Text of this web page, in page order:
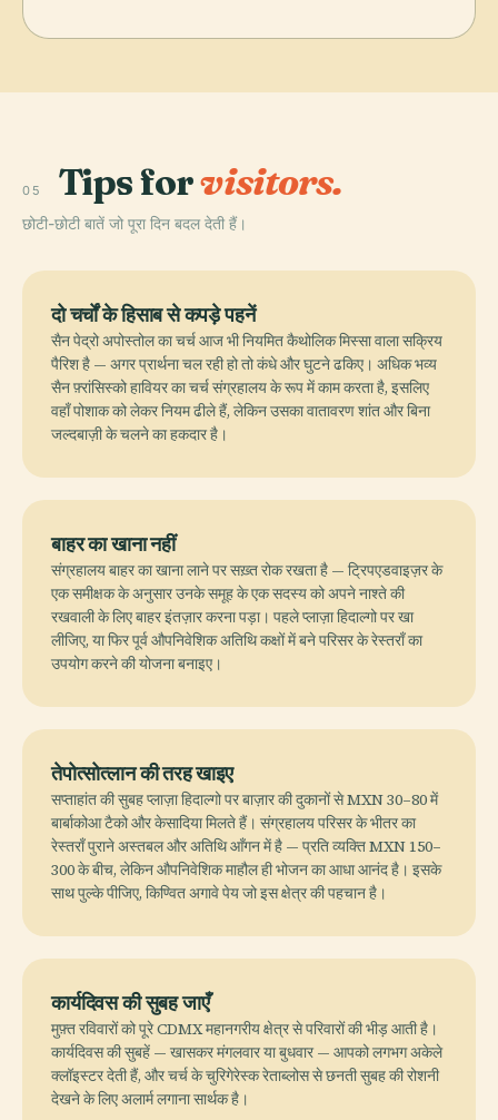
05 Tips forvisitors.
छोटी-छोटी बातें जो पूरा दिन बदल देती हैं।
दो चर्चों के हिसाब से कपड़े पहनें
सैन पेद्रो अपोस्तोल का चर्च आज भी नियमित कैथोलिक मिस्सा वाला सक्रिय
पैरिश है — अगर प्रार्थना चल रही हो तो कंधे और घुटने ढकिए। अधिक भव्य
सैन फ़्रांसिस्को हावियर का चर्च संग्रहालय के रूप में काम करता है, इसलिए
वहाँ पोशाक को लेकर नियम ढीले हैं, लेकिन उसका वातावरण शांत और बिना
जल्दबाज़ी के चलने का हकदार है।
बाहर का खाना नहीं
संग्रहालय बाहर का खाना लाने पर सख़्त रोक रखता है — ट्रिपएडवाइज़र के
एक समीक्षक के अनुसार उनके समूह के एक सदस्य को अपने नाश्ते की
रखवाली के लिए बाहर इंतज़ार करना पड़ा। पहले प्लाज़ा हिदाल्गो पर खा
लीजिए, या फिर पूर्व औपनिवेशिक अतिथि कक्षों में बने परिसर के रेस्तराँ का
उपयोग करने की योजना बनाइए।
तेपोत्सोत्लान की तरह खाइए
सप्ताहांत की सुबह प्लाज़ा हिदाल्गो पर बाज़ार की दुकानों से MXN 30–80 में
बार्बाकोआ टैको और केसादिया मिलते हैं। संग्रहालय परिसर के भीतर का
रेस्तराँ पुराने अस्तबल और अतिथि आँगन में है — प्रति व्यक्ति MXN 150–
300 के बीच, लेकिन औपनिवेशिक माहौल ही भोजन का आधा आनंद है। इसके
साथ पुल्के पीजिए, किण्वित अगावे पेय जो इस क्षेत्र की पहचान है।
कार्यदिवस की सुबह जाएँ
मुफ़्त रविवारों को पूरे CDMX महानगरीय क्षेत्र से परिवारों की भीड़ आती है।
कार्यदिवस की सुबहें — खासकर मंगलवार या बुधवार — आपको लगभग अकेले
क्लॉइस्टर देती हैं, और चर्च के चुरिगेरेस्क रेताब्लोस से छनती सुबह की रोशनी
देखने के लिए अलार्म लगाना सार्थक है।